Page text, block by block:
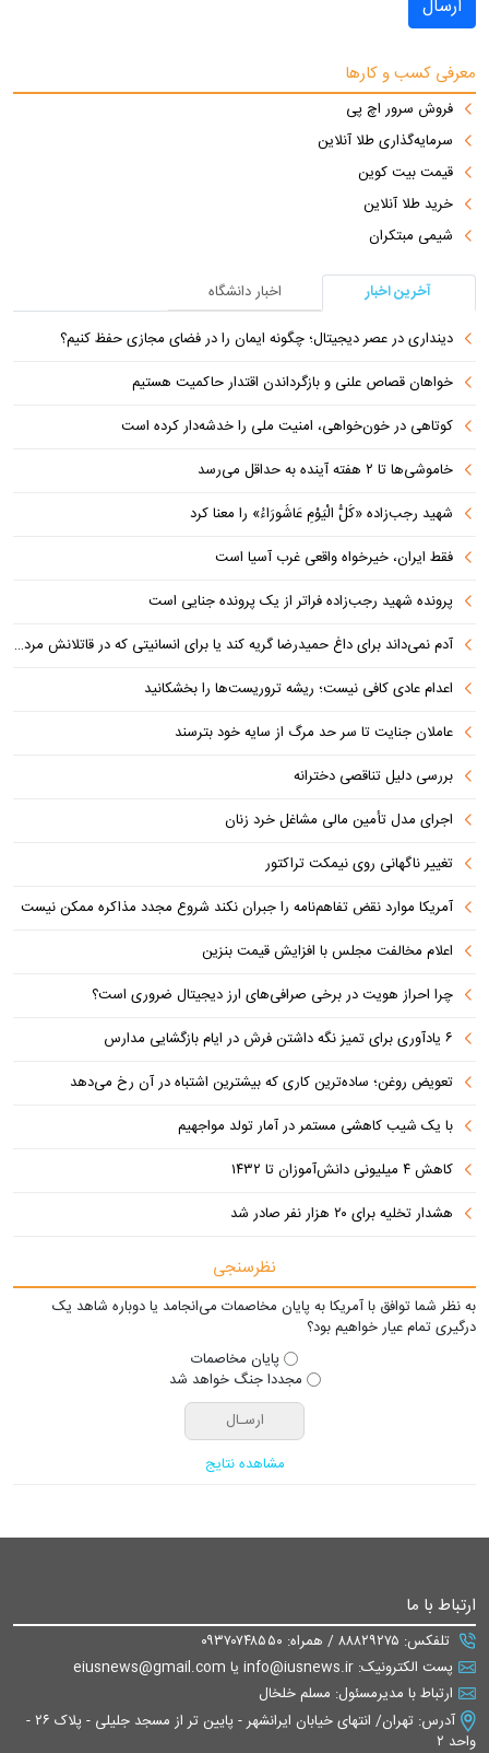
ارسال
معرفی کسب و کارها
فروش سرور اچ پی
سرمایه‌گذاری طلا آنلاین
قیمت بیت کوین
خرید طلا آنلاین
شیمی مبتکران
آخرین اخبار
اخبار دانشگاه
دینداری در عصر دیجیتال؛ چگونه ایمان را در فضای مجازی حفظ کنیم؟
خواهان قصاص علنی و بازگرداندن اقتدار حاکمیت هستیم
کوتاهی در خون‌خواهی، امنیت ملی را خدشه‌دار کرده است
خاموشی‌ها تا ۲ هفته آینده به حداقل می‌رسد
شهید رجب‌زاده «کُلُّ الْیَوْمِ عَاشُورَاءُ» را معنا کرد
فقط ایران، خیرخواه واقعی غرب آسیا است
پرونده شهید رجب‌زاده فراتر از یک پرونده جنایی است
آدم نمی‌داند برای داغ حمیدرضا گریه کند یا برای انسانیتی که در قاتلانش مرده است
اعدام عادی کافی نیست؛ ریشه تروریست‌ها را بخشکانید
عاملان جنایت تا سر حد مرگ از سایه خود بترسند
بررسی دلیل تناقصی دخترانه
اجرای مدل تأمین مالی مشاغل خرد زنان
تغییر ناگهانی روی نیمکت تراکتور
آمریکا موارد نقض تفاهم‌نامه را جبران نکند شروع مجدد مذاکره ممکن نیست
اعلام مخالفت مجلس با افزایش قیمت بنزین
چرا احراز هویت در برخی صرافی‌های ارز دیجیتال ضروری است؟
۶ یادآوری برای تمیز نگه داشتن فرش در ایام بازگشایی مدارس
تعویض روغن؛ ساده‌ترین کاری که بیشترین اشتباه در آن رخ می‌دهد
با یک شیب کاهشی مستمر در آمار تولد مواجهیم
کاهش ۴ میلیونی دانش‌آموزان تا ۱۴۳۲
هشدار تخلیه برای ۲۰ هزار نفر صادر شد
نظرسنجی
به نظر شما توافق با آمریکا به پایان مخاصمات می‌انجامد یا دوباره شاهد یک
درگیری تمام عیار خواهیم بود؟
پایان مخاصمات
مجددا جنگ خواهد شد
مشاهده نتایج
ارتباط با ما
تلفکس: ۸۸۸۲۹۲۷۵ / همراه: ۰۹۳۷۰۷۴۸۵۵۰
پست الکترونیک: info@iusnews.ir یا eiusnews@gmail.com
ارتباط با مدیرمسئول: مسلم خلخال
آدرس: تهران/ انتهای خیابان ایرانشهر - پایین تر از مسجد جلیلی - پلاک ۲۶ -
واحد ۲